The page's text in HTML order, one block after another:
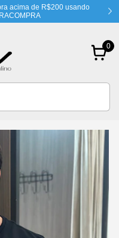
acima de R$200 usando
0